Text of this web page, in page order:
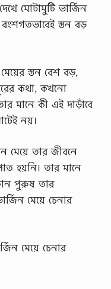
l
k
u
মোটামুটি ভার্জিন
স্তন বড়
স্তন বেশ বড়,
কথা, কখনো
মানে কী এই দাড়াঁবে
নয়।
মেয়ে তার জীবনে
হয়নি। তার মানে
পুরুষ তার
মেয়ে চেনার
মেয়ে চেনার